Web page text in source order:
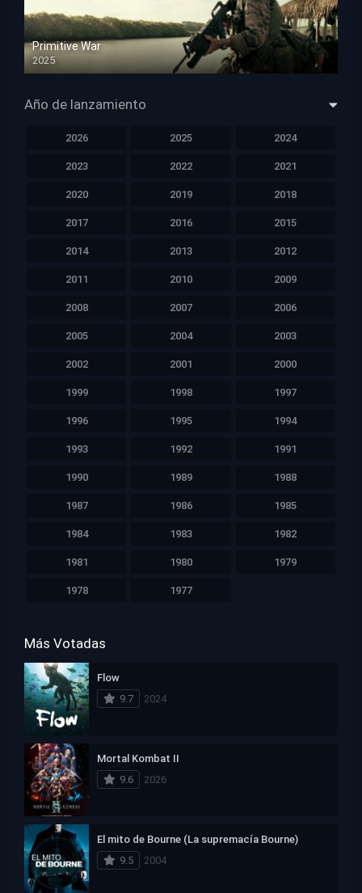
Primitive War
2025
HD 1080p
Año de lanzamiento
2026 2025 2024
2023 2022 2021
2020 2019 2018
2017 2016 2015
2014 2013 2012
2011 2010 2009
2008 2007 2006
2005 2004 2003
2002 2001 2000
1999 1998 1997
1996 1995 1994
1993 1992 1991
1990 1989 1988
1987 1986 1985
1984 1983 1982
1981 1980 1979
1978 1977
Más Votadas
Flow
9.7
2024
Mortal Kombat II
9.6
2026
El mito de Bourne (La supremacía Bourne)
9.5
2004